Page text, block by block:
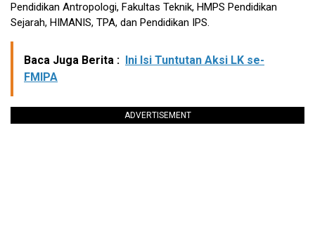
Pendidikan Antropologi, Fakultas Teknik, HMPS Pendidikan
Sejarah, HIMANIS, TPA, dan Pendidikan IPS.
Baca Juga Berita :
Ini Isi Tuntutan Aksi LK se-
FMIPA
ADVERTISEMENT